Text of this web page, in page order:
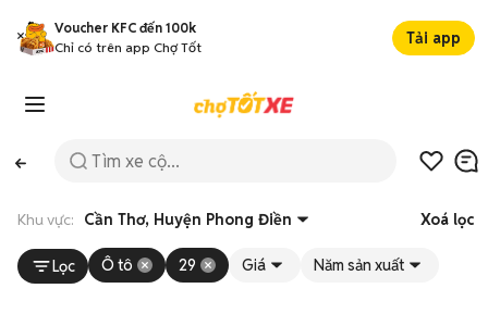
Voucher KFC đến 100k
Chỉ có trên app Chợ Tốt
Tải app
Khu vực: Cần Thơ, Huyện Phong Điền Xoá lọc
Lọc Ô tô 29 Giá Năm sản xuất